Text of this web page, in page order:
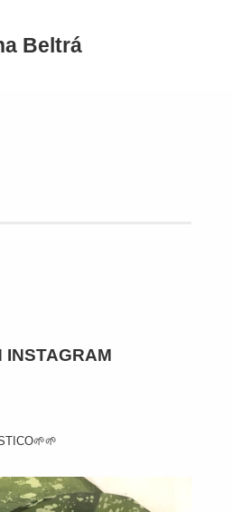
Beltrá
INSTAGRAM